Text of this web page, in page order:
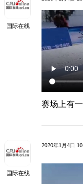
国际在线
赛场上有
国际在线
2020年1月4日